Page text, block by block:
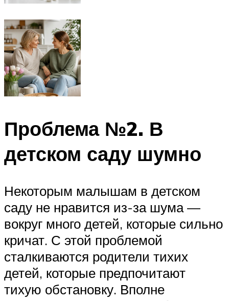
Проблема №2. В
детском саду шумно
Некоторым малышам в детском
саду не нравится из-за шума —
вокруг много детей, которые сильно
кричат. С этой проблемой
сталкиваются родители тихих
детей, которые предпочитают
тихую обстановку. Вполне